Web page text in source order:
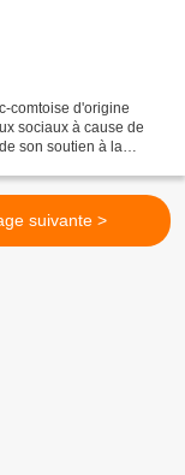
comtoise d'origine
sociaux à cause de
son soutien à la
suivante >